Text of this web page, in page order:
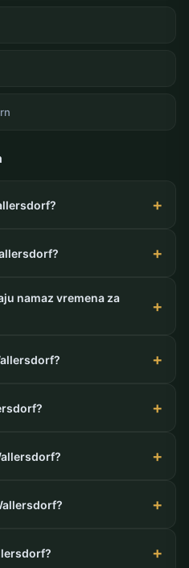
namaz vremena za